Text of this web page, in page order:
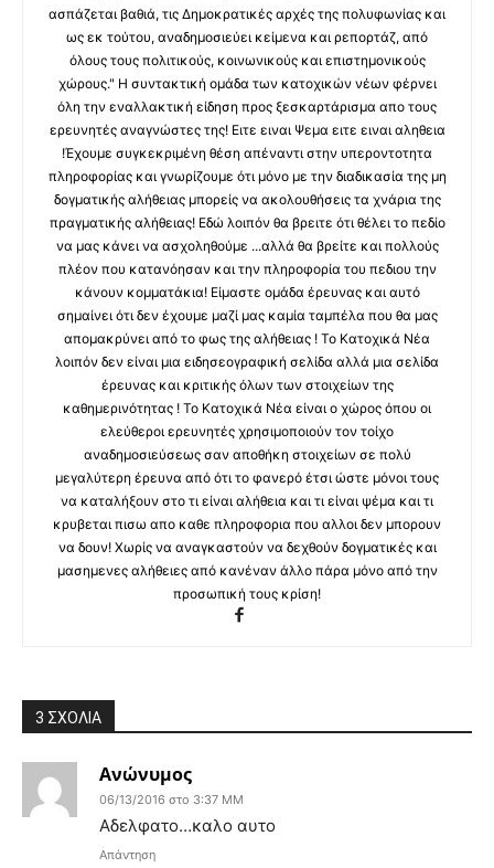
ασπάζεται βαθιά, τις Δημοκρατικές αρχές της πολυφωνίας και
ως εκ τούτου, αναδημοσιεύει κείμενα και ρεπορτάζ, από
όλους τους πολιτικούς, κοινωνικούς και επιστημονικούς
χώρους." Η συντακτική ομάδα των κατοχικών νέων φέρνει
όλη την εναλλακτική είδηση προς ξεσκαρτάρισμα απο τους
ερευνητές αναγνώστες της! Ειτε ειναι Ψεμα ειτε ειναι αληθεια
!Έχουμε συγκεκριμένη θέση απέναντι στην υπεροντοτητα
πληροφορίας και γνωρίζουμε ότι μόνο με την διαδικασία της μη
δογματικής αλήθειας μπορείς να ακολουθήσεις τα χνάρια της
πραγματικής αλήθειας! Εδώ λοιπόν θα βρειτε ότι θέλει το πεδίο
να μας κάνει να ασχοληθούμε ...αλλά θα βρείτε και πολλούς
πλέον που κατανόησαν και την πληροφορία του πεδιου την
κάνουν κομματάκια! Είμαστε ομάδα έρευνας και αυτό
σημαίνει ότι δεν έχουμε μαζί μας καμία ταμπέλα που θα μας
απομακρύνει από το φως της αλήθειας ! Το Κατοχικά Νέα
λοιπόν δεν είναι μια ειδησεογραφική σελίδα αλλά μια σελίδα
έρευνας και κριτικής όλων των στοιχείων της
καθημερινότητας ! Το Κατοχικά Νέα είναι ο χώρος όπου οι
ελεύθεροι ερευνητές χρησιμοποιούν τον τοίχο
αναδημοσιεύσεως σαν αποθήκη στοιχείων σε πολύ
μεγαλύτερη έρευνα από ότι το φανερό έτσι ώστε μόνοι τους
να καταλήξουν στο τι είναι αλήθεια και τι είναι ψέμα και τι
κρυβεται πισω απο καθε πληροφορια που αλλοι δεν μπορουν
να δουν! Χωρίς να αναγκαστούν να δεχθούν δογματικές και
μασημενες αλήθειες από κανέναν άλλο πάρα μόνο από την
προσωπική τους κρίση!
3 ΣΧΟΛΙΑ
Ανώνυμος
06/13/2016 στο 3:37 ΜΜ
Αδελφατο…καλο αυτο
Απάντηση